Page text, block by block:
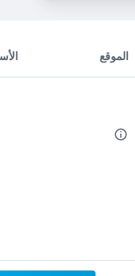
الموقع